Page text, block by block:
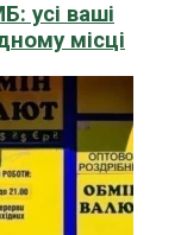
усі ваші
місці